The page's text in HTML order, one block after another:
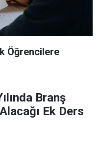
Öğrencilere
Branş
Ek Ders